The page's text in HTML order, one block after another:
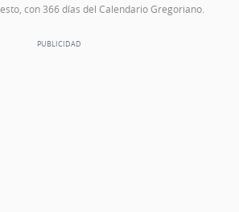
con 366 días del Calendario Gregoriano.